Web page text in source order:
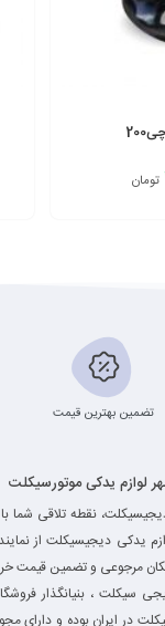
تومان
تضمین بهترین قیمت
لوازم یدکی موتورسیکلت
نقطه تلاقی شما
یدکی دیجیسیکلت از
مرجوعی و تضمین قیمت
سیکلت ، بنیانگذار
در ایران بوده و دارای